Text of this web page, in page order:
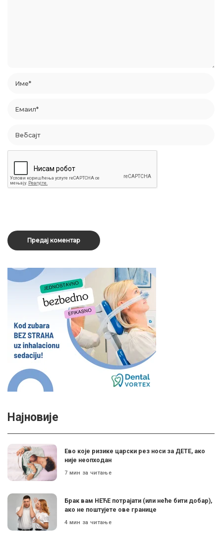
Најновије
Ево које ризике царски рез носи за ДЕТЕ, ако
није неопходан
7 мин за читање
Брак вам НЕЋЕ потрајати (или неће бити добар),
ако не поштујете ове границе
4 мин за читање